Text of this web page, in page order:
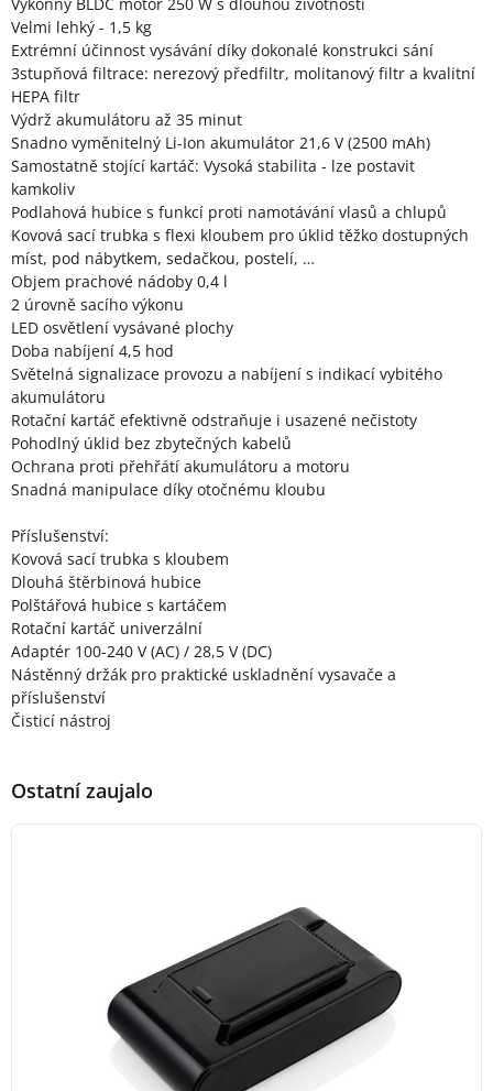
Velmi lehký - 1,5 kg
Extrémní účinnost vysávání díky dokonalé konstrukci sání
3stupňová filtrace: nerezový předfiltr, molitanový filtr a kvalitní
HEPA filtr
Výdrž akumulátoru až 35 minut
Snadno vyměnitelný Li-Ion akumulátor 21,6 V (2500 mAh)
Samostatně stojící kartáč: Vysoká stabilita - lze postavit
kamkoliv
Podlahová hubice s funkcí proti namotávání vlasů a chlupů
Kovová sací trubka s flexi kloubem pro úklid těžko dostupných
míst, pod nábytkem, sedačkou, postelí, …
Objem prachové nádoby 0,4 l
2 úrovně sacího výkonu
LED osvětlení vysávané plochy
Doba nabíjení 4,5 hod
Světelná signalizace provozu a nabíjení s indikací vybitého
akumulátoru
Rotační kartáč efektivně odstraňuje i usazené nečistoty
Pohodlný úklid bez zbytečných kabelů
Ochrana proti přehřátí akumulátoru a motoru
Snadná manipulace díky otočnému kloubu
Příslušenství:
Kovová sací trubka s kloubem
Dlouhá štěrbinová hubice
Polštářová hubice s kartáčem
Rotační kartáč univerzální
Adaptér 100-240 V (AC) / 28,5 V (DC)
Nástěnný držák pro praktické uskladnění vysavače a
příslušenství
Čisticí nástroj
Ostatní zaujalo